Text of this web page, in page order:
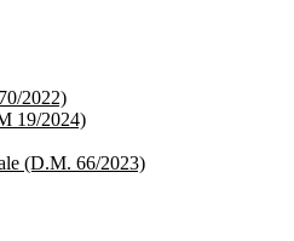
2022)
19/2024)
(D.M. 66/2023)